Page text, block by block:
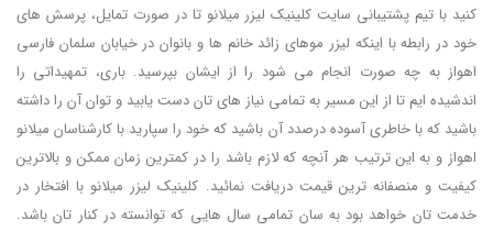
کنید با تیم پشتیبانی سایت کلینیک لیزر میلانو تا در صورت تمایل، پرسش های
خود در رابطه با اینکه لیزر موهای زائد خانم ها و بانوان در خیابان سلمان فارسی
اهواز به چه صورت انجام می شود را از ایشان بپرسید. باری، تمهیداتی را
اندشیده ایم تا از این مسیر به تمامی نیاز های تان دست یابید و توان آن را داشته
باشید که با خاطری آسوده درصدد آن باشید که خود را سپارید با کارشناسان میلانو
اهواز و به این ترتیب هر آنچه که لازم باشد را در کمترین زمان ممکن و بالاترین
کیفیت و منصفانه ترین قیمت دریافت نمائید. کلینیک لیزر میلانو با افتخار در
خدمت تان خواهد بود به سان تمامی سال هایی که توانسته در کنار تان باشد.